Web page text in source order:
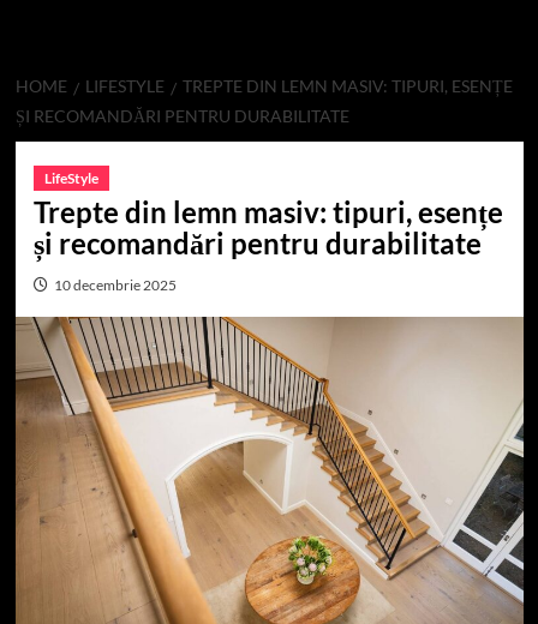
HOME LIFESTYLE
TREPTE DIN LEMN MASIV: TIPURI, ESENȚE
ȘI RECOMANDĂRI PENTRU DURABILITATE
LifeStyle
Trepte din lemn masiv: tipuri, esențe
și recomandări pentru durabilitate
10 decembrie 2025